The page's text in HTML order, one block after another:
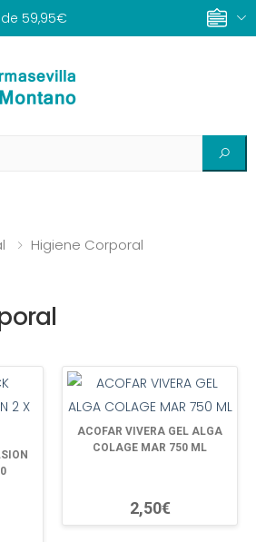
59,95€
menu
Higiene Corporal
ACOFAR VIVERA GEL ALGA
COLAGE MAR 750 ML
2,50€